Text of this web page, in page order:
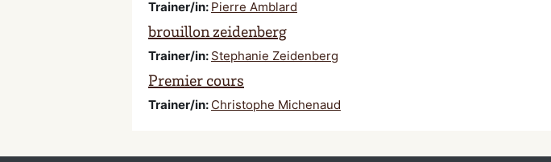
Trainer/in: Pierre Amblard
brouillon zeidenberg
Trainer/in: Stephanie Zeidenberg
Premier cours
Trainer/in: Christophe Michenaud